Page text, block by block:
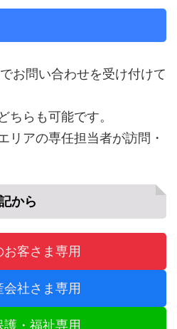
お問い合わせを受け付けて
ちらも可能です。
リアの専任担当者が訪問・
から
客さま専用
社さま専用
・福祉専用